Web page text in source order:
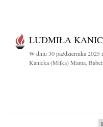
LUDMIŁA
W dniu 30 października 2025
Kanicka (Miłka) Mama,
1